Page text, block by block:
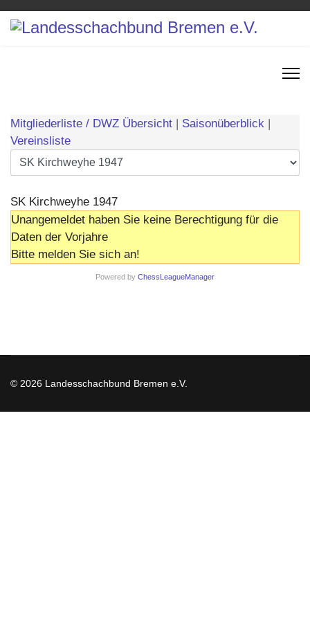
Mitgliederliste / DWZ Übersicht | Saisonüberblick |
Vereinsliste
SK Kirchweyhe 1947
Unangemeldet haben Sie keine Berechtigung für die
Daten der Vorjahre
Bitte melden Sie sich an!
Powered by ChessLeagueManager
© 2026 Landesschachbund Bremen e.V.